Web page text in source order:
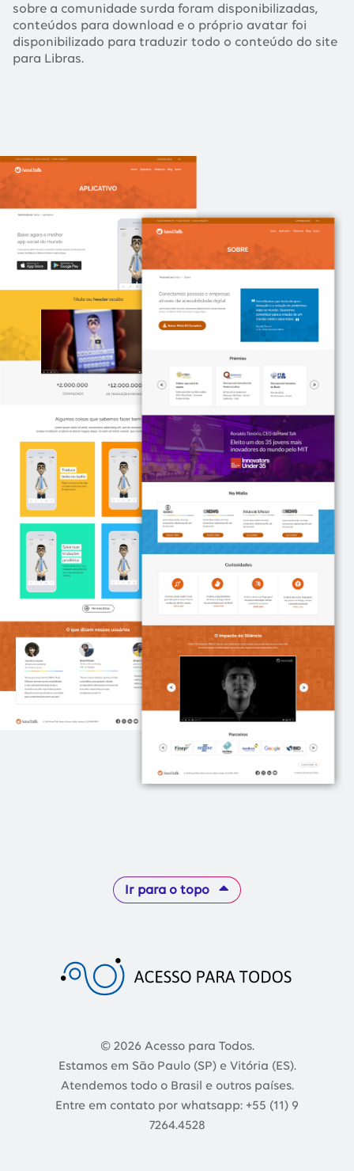
sobre a comunidade surda foram disponibilizadas,
conteúdos para download e o próprio avatar foi
disponibilizado para traduzir todo o conteúdo do site
para Libras.
Ir para o topo
© 2026 Acesso para Todos.
Estamos em São Paulo (SP) e Vitória (ES).
Atendemos todo o Brasil e outros países.
Entre em contato por whatsapp: +55 (11) 9
7264.4528